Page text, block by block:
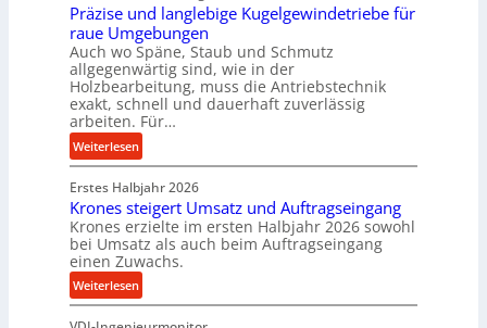
a
n
c
e
b
e
i
m
D
r
ü
c
k
p
r
g
e
l
g
e
w
i
n
e
t
r
i
b
u
Präzise und langlebige Kugelgewindetriebe für
raue Umgebungen
Auch wo Späne, Staub und Schmutz
allgegenwärtig sind, wie in der
Holzbearbeitung, muss die Antriebstechnik
exakt, schnell und dauerhaft zuverlässig
arbeiten. Für…
Weiterlesen:
P
r
ä
z
i
s
e
u
Erstes Halbjahr 2026
Krones steigert Umsatz und Auftragseingang
Krones erzielte im ersten Halbjahr 2026 sowohl
bei Umsatz als auch beim Auftragseingang
einen Zuwachs.
Weiterlesen:
K